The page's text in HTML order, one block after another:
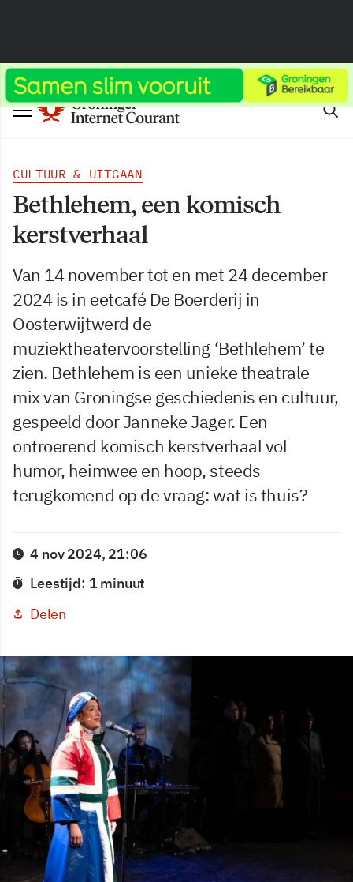
CULTUUR & UITGAAN
Bethlehem, een komisch
kerstverhaal
Van 14 november tot en met 24 december
2024 is in eetcafé De Boerderij in
Oosterwijtwerd de
muziektheatervoorstelling ‘Bethlehem’ te
zien. Bethlehem is een unieke theatrale
mix van Groningse geschiedenis en cultuur,
gespeeld door Janneke Jager. Een
ontroerend komisch kerstverhaal vol
humor, heimwee en hoop, steeds
terugkomend op de vraag: wat is thuis?
4 nov 2024, 21:06
Leestijd: 1 minuut
Delen